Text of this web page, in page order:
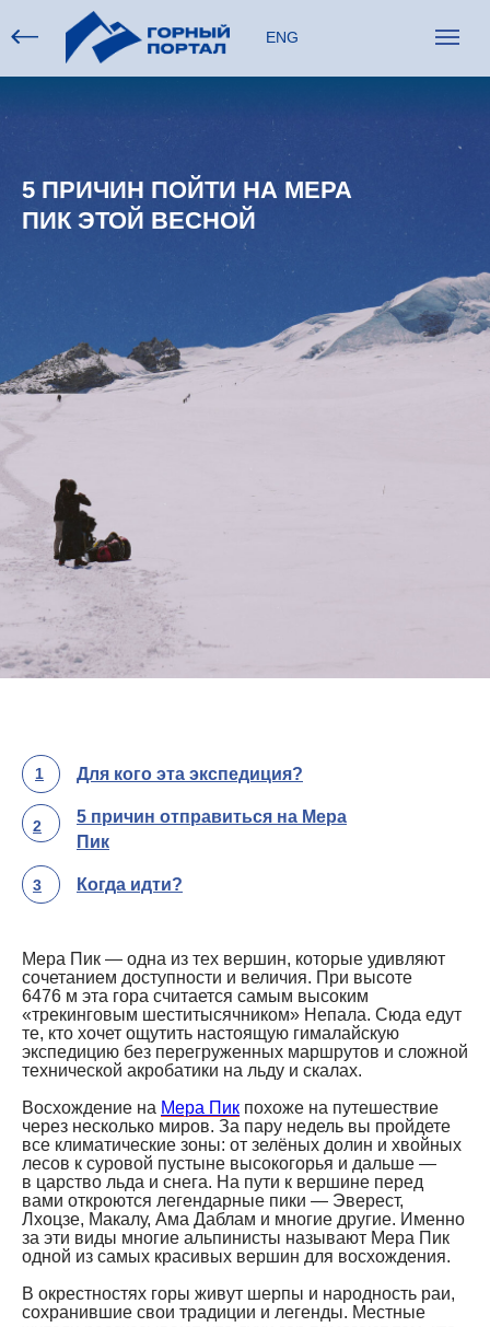
ENG
5 ПРИЧИН ПОЙТИ НА МЕРА
ПИК ЭТОЙ ВЕСНОЙ
5 причин отправиться на Мера
Пик
Когда идти?
Для кого эта экспедиция?
1
2
3
Мера Пик — одна из тех вершин, которые удивляют
сочетанием доступности и величия. При высоте
6476 м эта гора считается самым высоким
«трекинговым шеститысячником» Непала. Сюда едут
те, кто хочет ощутить настоящую гималайскую
экспедицию без перегруженных маршрутов и сложной
технической акробатики на льду и скалах.
Восхождение на Мера Пик похоже на путешествие
через несколько миров. За пару недель вы пройдете
все климатические зоны: от зелёных долин и хвойных
лесов к суровой пустыне высокогорья и дальше —
в царство льда и снега. На пути к вершине перед
вами откроются легендарные пики — Эверест,
Лхоцзе, Макалу, Ама Даблам и многие другие. Именно
за эти виды многие альпинисты называют Мера Пик
одной из самых красивых вершин для восхождения.
В окрестностях горы живут шерпы и народность раи,
сохранившие свои традиции и легенды. Местные